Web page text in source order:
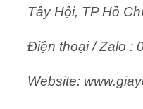
Tây Hội, TP Hồ
Điện thoại / Zalo :
Website: